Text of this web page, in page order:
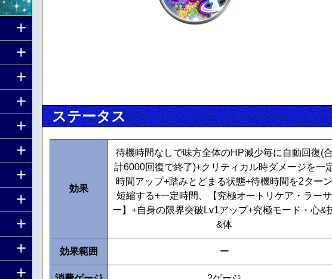
ステータス
効果
待機時間なしで味方全体のHP減少毎に自動回復(
計6000回復で終了)+クリティカル時ダメージを一
時間アップ+踏みとどまる状態+待機時間を2ターン
短縮する+一定時間、【究極オートリケア・ラーサ
ー】+自身の限界突破Lv1アップ+究極モード・心&
&体
効果範囲 ー